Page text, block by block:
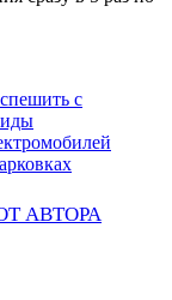
с
АВТОРА